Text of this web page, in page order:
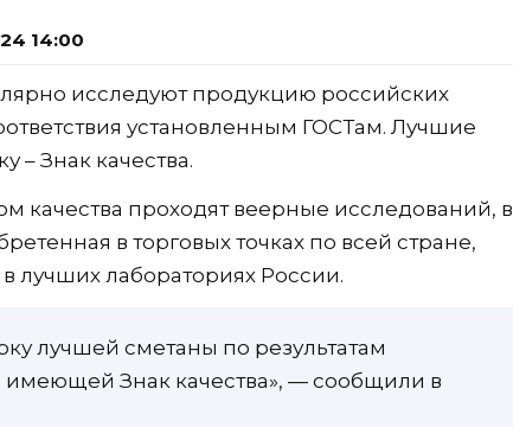
14:00
исследуют продукцию российских
установленным ГОСТам. Лучшие
– Знак качества.
качества проходят веерные исследований, в
в торговых точках по всей стране,
лучших лабораториях России.
лучшей сметаны по результатам
имеющей Знак качества», — сообщили в